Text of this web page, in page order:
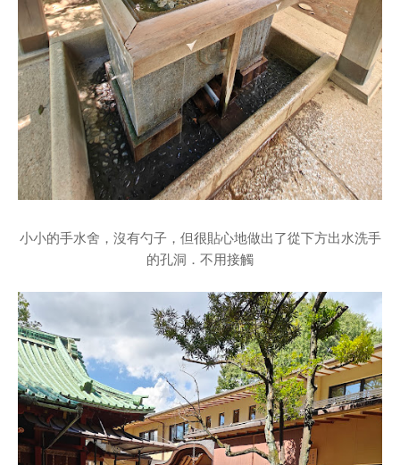
小小的手水舍，沒有勺子，但很貼心地做出了從下方出水洗手
的孔洞．不用接觸